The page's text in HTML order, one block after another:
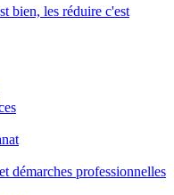
bien, les réduire c'est
démarches professionnelles